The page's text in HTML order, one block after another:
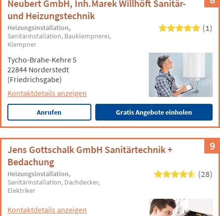
Neubert GmbH, Inh.Marek Willhöft Sanitär-
und Heizungstechnik
Heizungsinstallation
Sanitärinstallation Bauklempnerei
Klempner
(1)
Tycho-Brahe-Kehre 5
22844 Norderstedt
(Friedrichsgabe)
Kontaktdetails anzeigen
Anrufen Gratis Angebote einholen
9
Jens Gottschalk GmbH Sanitärtechnik +
Bedachung
Heizungsinstallation
Sanitärinstallation Dachdecker
Elektriker
(28)
Kontaktdetails anzeigen